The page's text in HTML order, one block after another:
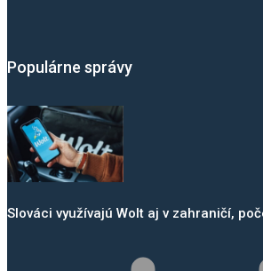
Populárne správy
Slováci využívajú Wolt aj v zahraničí,